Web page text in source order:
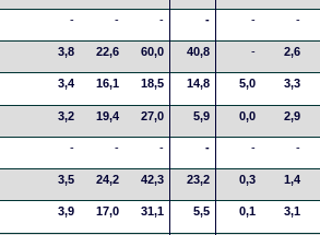
- - - - - -
3,8 22,6 60,0 40,8 - 2,6
3,4 16,1 18,5 14,8 5,0 3,3
3,2 19,4 27,0 5,9 0,0 2,9
- - - - - -
3,5 24,2 42,3 23,2 0,3 1,4
3,9 17,0 31,1 5,5 0,1 3,1